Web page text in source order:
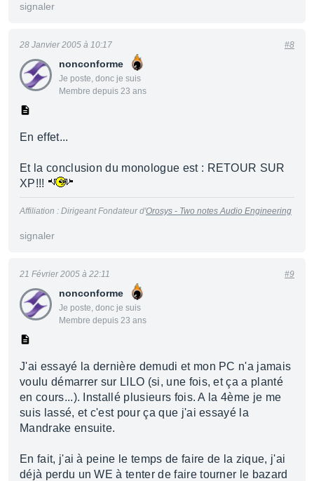
signaler
nonconforme
Je poste, donc je suis
Membre depuis 23 ans
28 Janvier 2005 à 10:17 #8
En effet...
Et la conclusion du monologue est : RETOUR SUR
XP!!!
Affiliation : Dirigeant Fondateur d'Orosys - Two notes Audio Engineering
signaler
nonconforme
Je poste, donc je suis
Membre depuis 23 ans
21 Février 2005 à 22:11 #9
J'ai essayé la dernière demudi et mon PC n'a jamais
voulu démarrer sur LILO (si, une fois, et ça a planté
en cours...). Installé plusieurs fois. A la 4ème je me
suis lassé, et c'est pour ça que j'ai essayé la
Mandrake ensuite.
En fait, j'ai à peine le temps de faire de la zique, j'ai
déjà perdu un WE à tenter de faire tourner le bazard